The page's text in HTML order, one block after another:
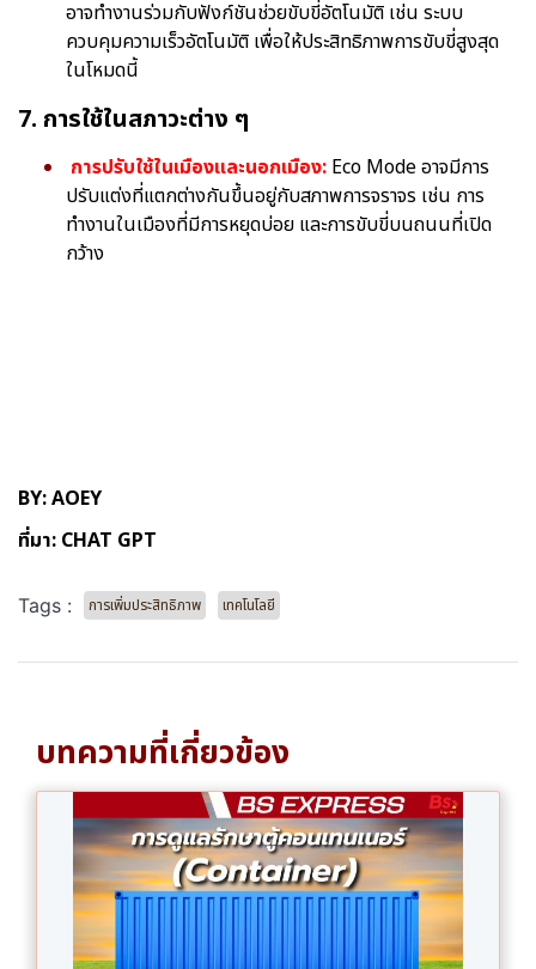
อาจทำงานร่วมกับฟังก์ชันช่วยขับขี่อัตโนมัติ เช่น ระบบ
ควบคุมความเร็วอัตโนมัติ เพื่อให้ประสิทธิภาพการขับขี่สูงสุด
ในโหมดนี้
7. การใช้ในสภาวะต่าง ๆ
การปรับใช้ในเมืองและนอกเมือง: Eco Mode อาจมีการ
ปรับแต่งที่แตกต่างกันขึ้นอยู่กับสภาพการจราจร เช่น การ
ทำงานในเมืองที่มีการหยุดบ่อย และการขับขี่บนถนนที่เปิด
กว้าง
BY: AOEY
ที่มา: CHAT GPT
Tags : การเพิ่มประสิทธิภาพ เทคโนโลยี
บทความที่เกี่ยวข้อง